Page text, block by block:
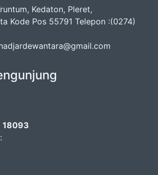
Kedaton, Pleret,
Kode Pos 55791 Telepon :(0274)
18093